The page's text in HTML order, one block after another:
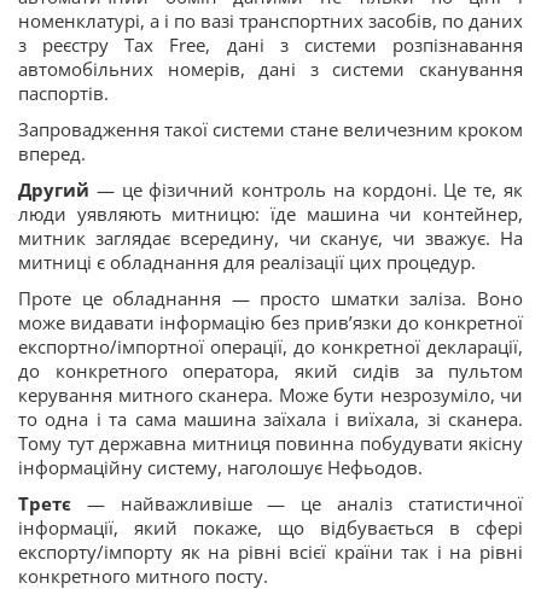
номенклатурі, а і по вазі транспортних засобів, по даних
з реєстру Tax Free, дані з системи розпізнавання
автомобільних номерів, дані з системи сканування
паспортів.
Запровадження такої системи стане величезним кроком
вперед.
Другий — це фізичний контроль на кордоні. Це те, як
люди уявляють митницю: їде машина чи контейнер,
митник заглядає всередину, чи сканує, чи зважує. На
митниці є обладнання для реалізації цих процедур.
Проте це обладнання — просто шматки заліза. Воно
може видавати інформацію без прив’язки до конкретної
експортно/імпортної операції, до конкретної декларації,
до конкретного оператора, який сидів за пультом
керування митного сканера. Може бути незрозуміло, чи
то одна і та сама машина заїхала і виїхала, зі сканера.
Тому тут державна митниця повинна побудувати якісну
інформаційну систему, наголошує Нефьодов.
Третє — найважливіше — це аналіз статистичної
інформації, який покаже, що відбувається в сфері
експорту/імпорту як на рівні всієї країни так і на рівні
конкретного митного посту.